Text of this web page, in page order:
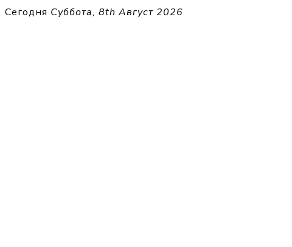
Перейти
Сегодня Суббота, 8th Август 2026